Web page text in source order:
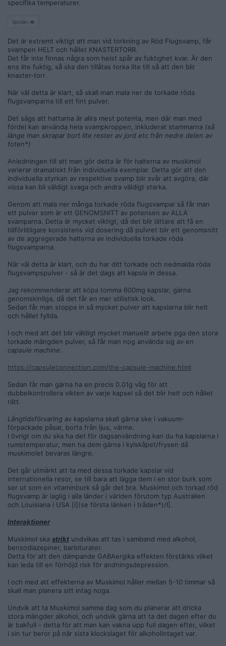
specifika temperaturer.
Spoiler
Det är extremt viktigt att man vid torkning av Röd Flugsvamp, får
svampen HELT och hållet KNASTERTORR.
Det får inte finnas några som helst spår av fuktighet kvar. Är den
ens lite fuktig, så ska den tillåtas torka lite till så att den blir
knaster-torr.
När väl detta är klart, så skall man mala ner de torkade röda
flugsvamparna till ett fint pulver.
Det sägs att hattarna är allra mest potenta, men där man med
fördel kan använda hela svampkroppen, inkluderat stammarna (så
länge man skrapar bort lite rester av jord etc från nedre delen av
foten*)
Anledningen till att man gör detta är för halterna av muskimol
varierar dramatiskt från individuella exemplar. Detta gör att den
individuella styrkan av respektive svamp blir svår att avgöra, där
vissa kan bli väldigt svaga och andra väldigt starka.
Genom att mala ner många torkade röda flugsvampar så får man
ett pulver som är ett GENOMSNITT av potensen av ALLA
svamparna. Detta är mycket viktigt, då det blir lättare att få en
tillförlitligare konsistens vid dosering då pulvret blir ett genomsnitt
av de aggregerade halterna av individuella torkade röda
flugsvamparna.
När väl detta är klart, och du har ditt torkade och nedmalda röda
flugsvampspulver - så är det dags att kapsla in dessa.
Jag rekommenderar att köpa tomma 600mg kapslar, gärna
genomskinliga, då det får en mer stilistisk look.
Sedan får man stoppa in så mycket pulver att kapslarna blir helt
och hållet fyllda.
I och med att det blir väldigt mycket manuellt arbete pga den stora
torkade mängden pulver, så får man nog använda sig av en
capsule machine.
https://capsuleconnection.com/the-capsule-machine.html
Sedan får man gärna ha en precis 0.01g våg för att
dubbelkontrollera vikten av varje kapsel så det blir helt och hållet
rätt.
Långtidsförvaring av kapslarna skall gärna ske i vakuum-
förpackade påsar, borta från ljus, värme.
I övrigt om du ska ha det för dagsanvändning kan du ha kapslarna i
rumstemperatur, men ha dem gärna i kylskåpet/frysen då
muskimolet bevaras längre.
Det går utmärkt att ta med dessa torkade kapslar vid
internationella resor, se till bara att lägga dem i en stor burk som
ser ut som en vitaminburk så går det bra. Muskimol och torkad röd
flugsvamp är laglig i alla länder i världen förutom typ Australien
och Louisiana i USA [i](se första länken i tråden*)/I].
Interaktioner
Muskimol ska strikt undvikas att tas i samband med alkohol,
bensodiazepiner, barbiturater.
Detta för att den dämpande GABAergika effekten förstärks vilket
kan leda till en förhöjd risk för andningsdepression.
I och med att effekterna av Muskimol håller mellan 5-10 timmar så
skall man planera sitt intag noga.
Undvik att ta Muskimol samma dag som du planerar att dricka
stora mängder alkohol, och undvik gärna att ta det dagen efter du
är bakfull - detta för att man kan vakna upp full dagen efter, vilket
i sin tur beror på när sista klockslaget för alkoholintaget var.